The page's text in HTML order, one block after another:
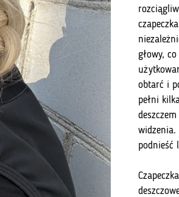
głowy,
obtarć i
pełni
widzenia.
podnieść